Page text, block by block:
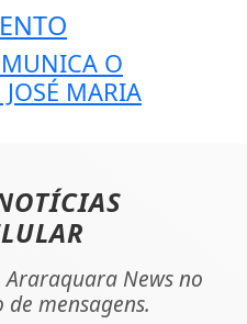
O
MARIA
Araraquara News no
mensagens.